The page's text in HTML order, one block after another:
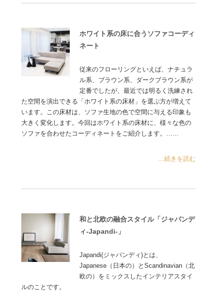
ホワイト系の床に合うソファコーディ
ネート
従来のフローリングといえば、ナチュラ
ル系、ブラウン系、ダークブラウン系が
定番でしたが、最近では明るく洗練され
た空間を演出できる「ホワイト系の床材」を選ぶ方が増えて
います。この床材は、ソファ生地の色で空間に与える印象も
大きく変化します。今回はホワイト系の床材に、様々な色の
ソファを合わせたコーディネートをご紹介します。……
...続きを読む
和と北欧の融合スタイル「ジャパンデ
ィ-Japandi-」
Japandi(ジャパンディ)とは、
Japanese（日本の）とScandinavian（北
欧の）をミックスしたインテリアスタイ
ルのことです。